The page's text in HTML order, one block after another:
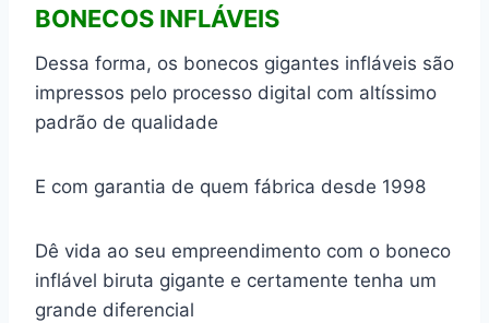
BONECOS INFLÁVEIS
Dessa forma, os bonecos gigantes infláveis são
impressos pelo processo digital com altíssimo
padrão de qualidade
E com garantia de quem fábrica desde 1998
Dê vida ao seu empreendimento com o boneco
inflável biruta gigante e certamente tenha um
grande diferencial